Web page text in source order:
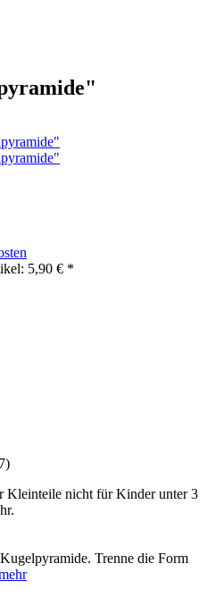
5,90 € *
Kleinteile nicht für Kinder unter 3
Trenne die Form